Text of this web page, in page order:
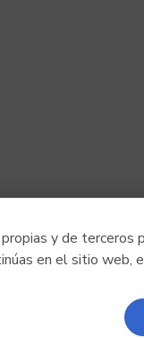
y de terceros
en el sitio web,